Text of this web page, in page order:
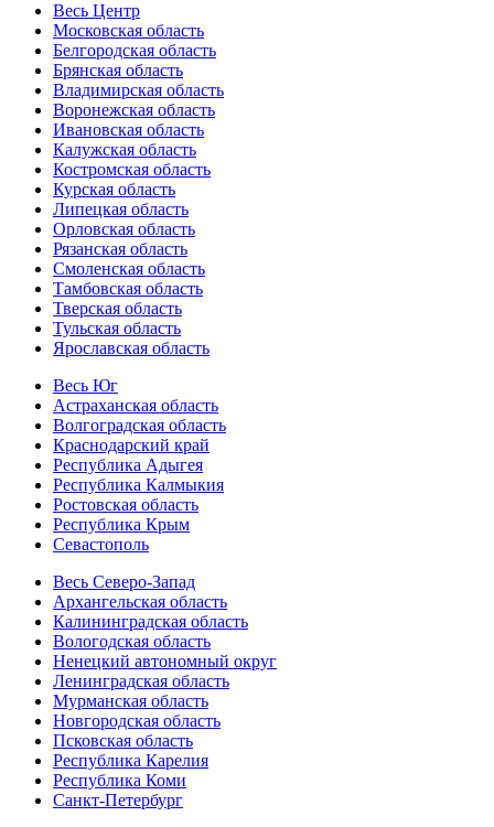
Весь Центр
Московская область
Белгородская область
Брянская область
Владимирская область
Воронежская область
Ивановская область
Калужская область
Костромская область
Курская область
Липецкая область
Орловская область
Рязанская область
Смоленская область
Тамбовская область
Тверская область
Тульская область
Ярославская область
Весь Юг
Астраханская область
Волгоградская область
Краснодарский край
Республика Адыгея
Республика Калмыкия
Ростовская область
Республика Крым
Севастополь
Весь Северо-Запад
Архангельская область
Калининградская область
Вологодская область
Ненецкий автономный округ
Ленинградская область
Мурманская область
Новгородская область
Псковская область
Республика Карелия
Республика Коми
Санкт-Петербург